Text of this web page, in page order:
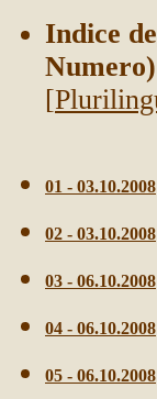
Indice
Numero)
[
01 - 03.10.2008
02 - 03.10.2008
03 - 06.10.2008
04 - 06.10.2008
05 - 06.10.2008